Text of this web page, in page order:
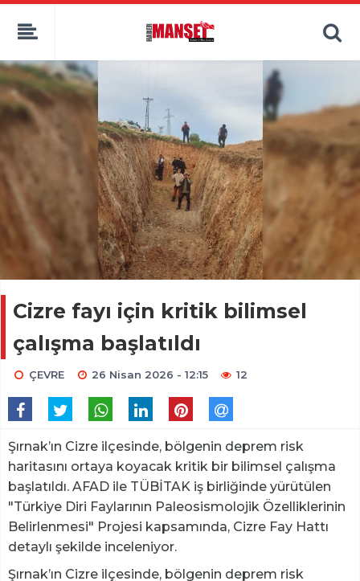
Cizre fayı için kritik bilimsel
çalışma başlatıldı
ÇEVRE 26 Nisan 2026 - 12:15 12
Şırnak’ın Cizre ilçesinde, bölgenin deprem risk
haritasını ortaya koyacak kritik bir bilimsel çalışma
başlatıldı. AFAD ile TÜBİTAK iş birliğinde yürütülen
"Türkiye Diri Faylarının Paleosismolojik Özelliklerinin
Belirlenmesi" Projesi kapsamında, Cizre Fay Hattı
detaylı şekilde inceleniyor.
Şırnak’ın Cizre ilçesinde, bölgenin deprem risk